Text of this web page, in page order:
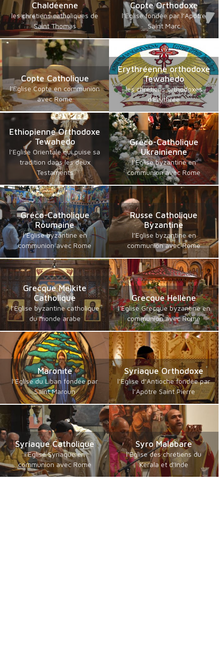
Chaldéenne
les chrétiens catholiques de
Saint Thomas
Copte Orthodoxe
l’Eglise fondée par l’Apôtre
Saint Marc
Copte Catholique
l’Eglise Copte en communion
avec Rome
Erythréenne orthodoxe
Tewahedo
les chrétiens orthodoxes
d'Erythrée
Ethiopienne Orthodoxe
Tewahedo
l’Eglise Orientale qui puise sa
tradition dans les deux
Testaments
Gréco-Catholique
Ukrainienne
l’Eglise byzantine en
communion avec Rome
Gréco-Catholique
Roumaine
l’Eglise byzantine en
communion avec Rome
Russe Catholique
Byzantine
l’Eglise byzantine en
communion avec Rome
Grecque Melkite
Catholique
l’Eglise byzantine catholique
du monde arabe
Grecque Hellène
l’Eglise Grecque byzantine en
communion avec Rome
Maronite
l’Eglise du Liban fondée par
Saint Maroun
Syriaque Orthodoxe
l’Eglise d’Antioche fondée par
l’Apôtre Saint Pierre
Syriaque Catholique
l’Eglise Syriaque en
communion avec Rome
Syro Malabare
l’Eglise des chrétiens du
Kerala et d’Inde